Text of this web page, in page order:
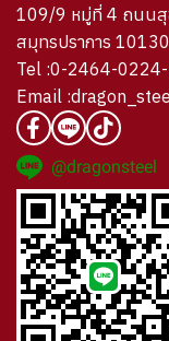
109/9 หมู่ที่ 4 ถนนสุข
สมุทรปราการ 10130
Tel :0-2464-
Email
@dragonsteel